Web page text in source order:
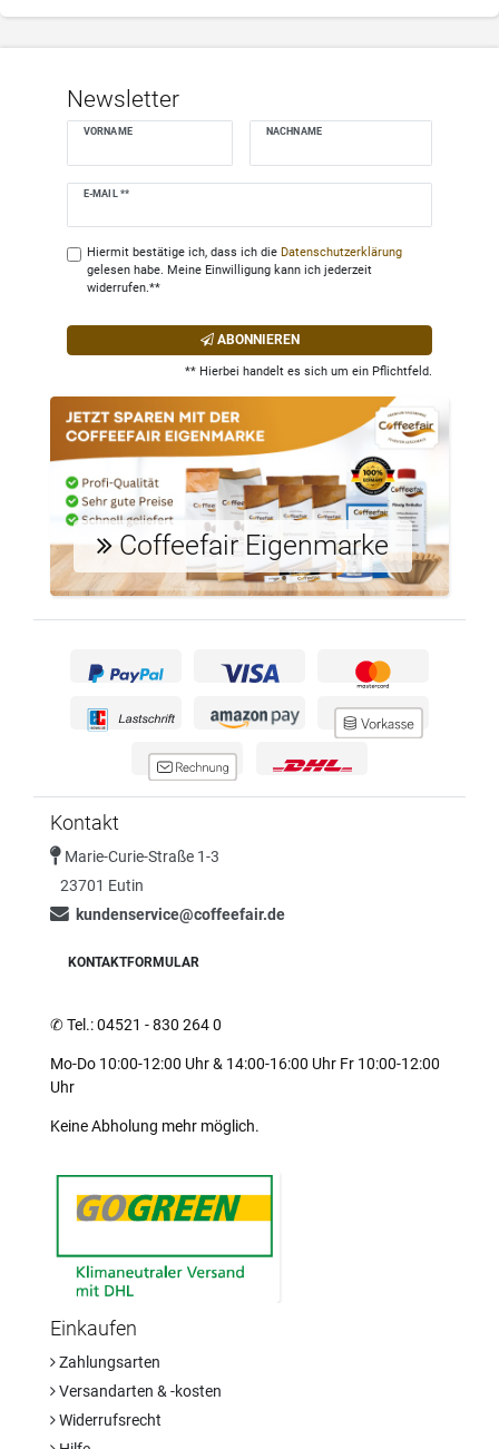
Newsletter
VORNAME NACHNAME
E-MAIL **
Newsletter
Hiermit bestätige ich, dass ich die Daten­schutz­erklärung
gelesen habe. Meine Einwilligung kann ich jederzeit
widerrufen.**
ABONNIEREN
** Hierbei handelt es sich um ein Pflichtfeld.
Coffeefair Eigenmarke
Kontakt
Marie-Curie-Straße 1-3
23701 Eutin
kundenservice@coffeefair.de
KONTAKTFORMULAR
✆Tel.: 04521 - 830 264 0
Mo-Do 10:00-12:00 Uhr & 14:00-16:00 Uhr Fr 10:00-12:00
Uhr
Keine Abholung mehr möglich.
Einkaufen
Zahlungsarten
Versandarten & -kosten
Widerrufsrecht